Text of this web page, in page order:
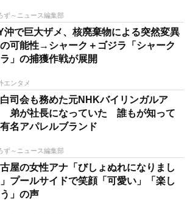
来ない火縄銃の構え方や絵図のように
方には相当な練習が必要でした。
ふんどしの生地を後輩が用意してくれ
来た和鞍にふんどし一丁で乗るのには
で、特に和式馬術の特徴である膝を開
識しないと股が擦れてとても痛い思い
のご感想をお聞かせください。
いねやリポストをいただいて恐縮して
な絵面ではありますが、和銜（ワバ
ず～ニュース編集部
沖で巨大ザメ、核廃棄物による突然変異
可能性→シャーク＋ゴジラ「シャーク
」の捕獲作戦が展開
エンタメ
司会も務めた元NHKバイリンガルア
弟が社長になっていた 誰もが知って
名アパレルブランド
ず～ニュース編集部
屋の女性アナ「びしょぬれになりまし
プールサイドで笑顔「可愛い」「楽し
」の声